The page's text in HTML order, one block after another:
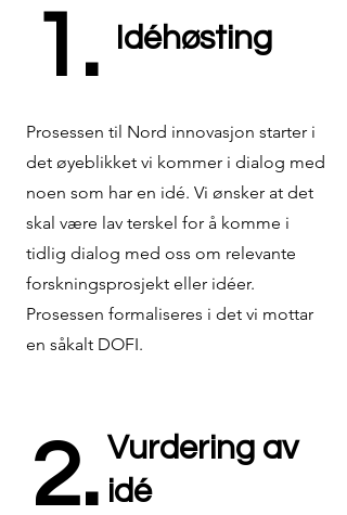
1. Idéhøsting
Prosessen til Nord innovasjon starter i
det øyeblikket vi kommer i dialog med
noen som har en idé. Vi ønsker at det
skal være lav terskel for å komme i
tidlig dialog med oss om relevante
forskningsprosjekt eller idéer.
Prosessen formaliseres i det vi mottar
en såkalt DOFI.
2. Vurdering av
idé